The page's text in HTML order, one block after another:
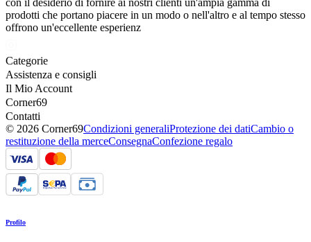
prodotti che portano piacere in un modo o nell'altro e al tempo stesso
offrono un'eccellente esperienz
Categorie
Assistenza e consigli
Il Mio Account
Corner69
Contatti
© 2026 Corner69Condizioni generaliProtezione dei datiCambio o
restituzione della merceConsegnaConfezione regalo
Profilo